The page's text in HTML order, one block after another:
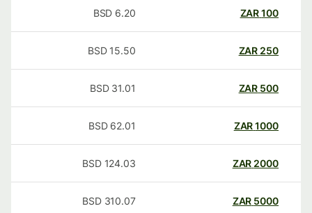
100
ZAR
6.20
BSD
250
ZAR
15.50
BSD
500
ZAR
31.01
BSD
1000
ZAR
62.01
BSD
2000
ZAR
124.03
BSD
5000
ZAR
310.07
BSD